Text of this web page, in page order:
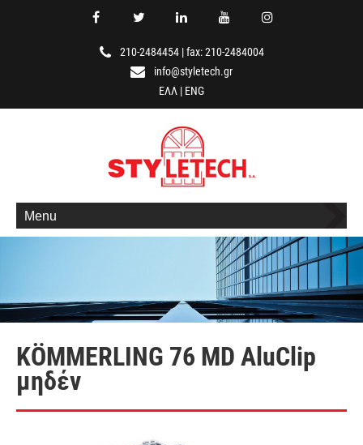
210-2484454|fax: 210-2484004
info@styletech.gr
ΕΛΛ | ENG
Menu
KÖMMERLING 76 MD AluClip
μηδέν